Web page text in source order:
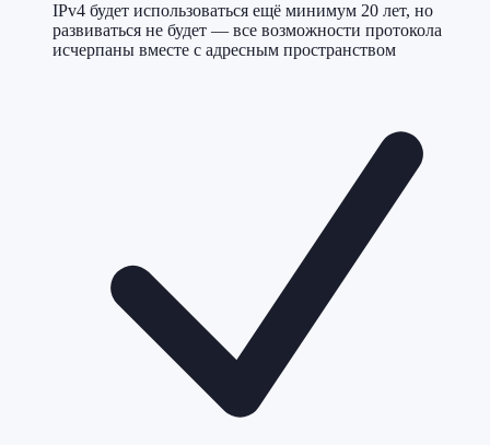
IPv4 будет использоваться ещё минимум 20 лет, но
развиваться не будет — все возможности протокола
исчерпаны вместе с адресным пространством